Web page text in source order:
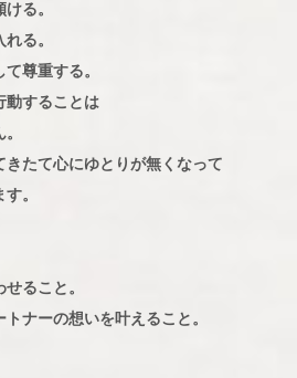
る。
る。
尊重する。
動することは
たて心にゆとりが無くなって
。
ること。
ナーの想いを叶えること。